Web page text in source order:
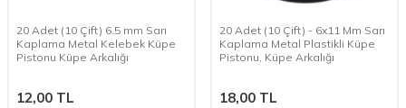
20 Adet (10 Çift) 6.5 mm Sarı
Kaplama Metal Kelebek Küpe
Pistonu Küpe Arkalığı
12,00 TL
20 Adet (10 Çift) - 6x11 Mm Sarı
Kaplama Metal Plastikli Küpe
Pistonu, Küpe Arkalığı
18,00 TL